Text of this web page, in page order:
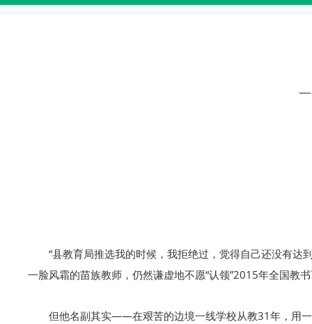
“县教育局推选我的时候，我拒绝过，觉得自己还没有
一脸风霜的苗族教师，仍然谦虚地不愿“认领”2015年全国教
但他名副其实——在艰苦的边境一线学校从教31年，用